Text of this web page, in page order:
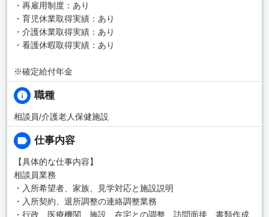
・再雇用制度：あり
・育児休業取得実績：あり
・介護休業取得実績：あり
・看護休暇取得実績：あり
※確定給付年金
職種
相談員/介護老人保健施設
仕事内容
【具体的な仕事内容】
相談員業務
・入所希望者、家族、見学対応と施設説明
・入所契約、退所調整の連絡調整業務
・行政、医療機関、施設、在宅との調整、訪問面接、書類作成